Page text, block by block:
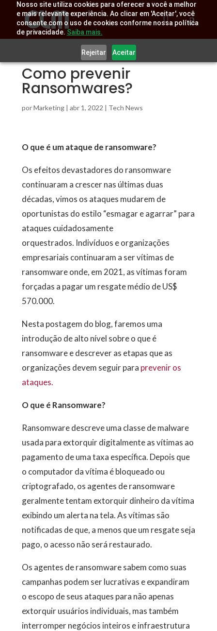
Nosso site utiliza cookies para oferecer a você a melhor
e mais relevante experiência. Ao clicar em 'Aceitar', você
consente com o uso de cookies conforme nossa política
de privacidade. Saiba mais.
Rejeitar Aceitar
Como prevenir
Ransomwares?
porMarketing| abr 1, 2022 | Tech News
O que é um ataque de ransomware?
Os efeitos devastadores do ransomware
continuaram a crescer nas últimas duas
décadas, vimos os ataques mudarem de
oportunistas do estilo “esmagar e agarrar” para
ataques cuidadosamente
orquestrados. Indivíduos e organizações
empresariais continuaram a ser vítimas de
ransomware onde, em 2021, as vítimas foram
forçadas a pagar um resgate médio de US$
570.000.
Nesta postagem do blog, faremos uma
introdução de alto nível sobre o que é
ransomware e descrever as etapas que as
organizações devem seguir para prevenir os
ataques.
O que é Ransomware?
Ransomware descreve uma classe de malware
usada para extorquir digitalmente as vítimas ao
pagamento de uma taxa específica. Depois que
o computador da vítima é bloqueado ou
criptografado, os agentes de ransomware
geralmente tentam extorquir dinheiro da vítima
exibindo um alerta na tela. As vítimas são
notificadas de que, a menos que um resgate seja
pago, o acesso não será restaurado.
Os agentes de ransomware sabem como suas
campanhas podem ser lucrativas e expandiram
o escopo de seus ataques para não apenas
extorquir usuários individuais, mas também
interromper negócios inteiros e infraestrutura